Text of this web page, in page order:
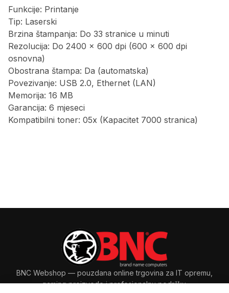
Funkcije: Printanje
Tip: Laserski
Brzina štampanja: Do 33 stranice u minuti
Rezolucija: Do 2400 x 600 dpi (600 x 600 dpi
osnovna)
Obostrana štampa: Da (automatska)
Povezivanje: USB 2.0, Ethernet (LAN)
Memorija: 16 MB
Garancija: 6 mjeseci
Kompatibilni toner: 05x (Kapacitet 7000 stranica)
BNC Webshop — pouzdana online trgovina za IT opremu,
gaming proizvode i profesionalnu podršku.